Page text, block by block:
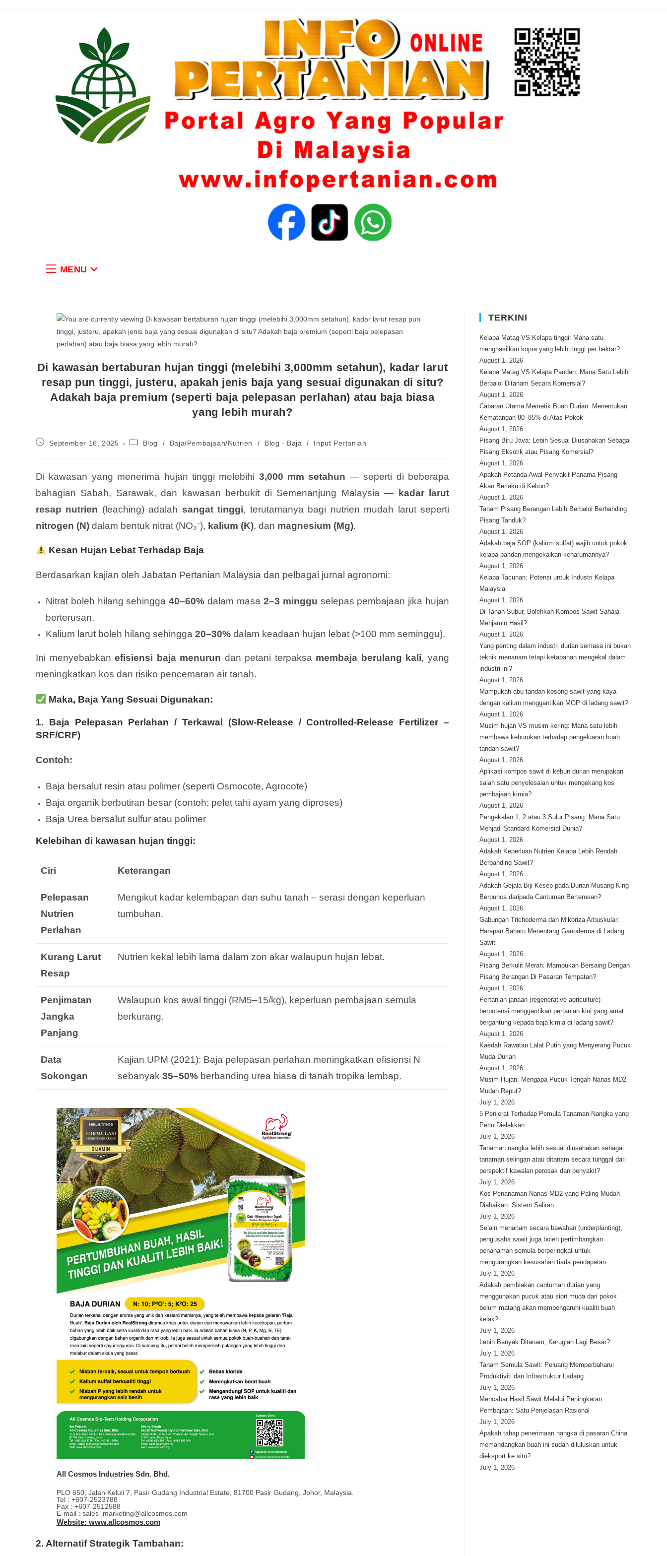
MENU
Di kawasan bertaburan hujan tinggi (melebihi 3,000mm setahun), kadar larut
resap pun tinggi, justeru, apakah jenis baja yang sesuai digunakan di situ?
Adakah baja premium (seperti baja pelepasan perlahan) atau baja biasa
yang lebih murah?
September 16, 2025 Blog / Baja/Pembajaan/Nutrien / Blog - Baja / Input Pertanian
Di kawasan yang menerima hujan tinggi melebihi 3,000 mm setahun — seperti di beberapa
bahagian Sabah, Sarawak, dan kawasan berbukit di Semenanjung Malaysia —
kadar larut
resap nutrien (leaching) adalah sangat tinggi, terutamanya bagi nutrien mudah larut seperti
nitrogen (N) dalam bentuk nitrat (NO₃⁻), kalium (K), dan magnesium (Mg).
Kesan Hujan Lebat Terhadap Baja
Berdasarkan kajian oleh Jabatan Pertanian Malaysia dan pelbagai jurnal agronomi:
Nitrat boleh hilang sehingga40–60% dalam masa 2–3 minggu selepas pembajaan jika hujan
berterusan.
Kalium larut boleh hilang sehingga 20–30% dalam keadaan hujan lebat (>100 mm seminggu).
Ini menyebabkanefisiensi baja menurun dan petani terpaksa membaja berulang kali, yang
meningkatkan kos dan risiko pencemaran air tanah.
Maka, Baja Yang Sesuai Digunakan:
1. Baja Pelepasan Perlahan / Terkawal (Slow-Release / Controlled-Release Fertilizer–
SRF/CRF)
Contoh:
Baja bersalut resin atau polimer (seperti Osmocote, Agrocote)
Baja organik berbutiran besar (contoh: pelet tahi ayam yang diproses)
Baja Urea bersalut sulfur atau polimer
Kelebihan di kawasan hujan tinggi:
Ciri Keterangan
Pelepasan
Nutrien
Perlahan
Mengikut kadar kelembapan dan suhu tanah – serasi dengan keperluan
tumbuhan.
Kurang Larut
Resap
Nutrien kekal lebih lama dalam zon akar walaupun hujan lebat.
Penjimatan
Jangka
Panjang
Walaupun kos awal tinggi (RM5–15/kg), keperluan pembajaan semula
berkurang.
Data
Sokongan
Kajian UPM (2021): Baja pelepasan perlahan meningkatkan efisiensi N
sebanyak 35–50% berbanding urea biasa di tanah tropika lembap.
All Cosmos Industries Sdn. Bhd.
PLO 650, Jalan Keluli 7, Pasir Gudang Industrial Estate, 81700 Pasir Gudang, Johor, Malaysia.
Tel : +607-2523788
Fax : +607-2512588
E-mail : sales_marketing@allcosmos.com
Website: www.allcosmos.com
2. Alternatif Strategik Tambahan:
TERKINI
Kelapa Matag VS Kelapa tinggi: Mana satu
menghasilkan kopra yang lebih tinggi per hektar?
August 1, 2026
Kelapa Matag VS Kelapa Pandan: Mana Satu Lebih
Berbaloi Ditanam Secara Komersial?
August 1, 2026
Cabaran Utama Memetik Buah Durian: Menentukan
Kematangan 80–85% di Atas Pokok
August 1, 2026
Pisang Biru Java: Lebih Sesuai Diusahakan Sebagai
Pisang Eksotik atau Pisang Komersial?
August 1, 2026
Apakah Petanda Awal Penyakit Panama Pisang
Akan Berlaku di Kebun?
August 1, 2026
Tanam Pisang Berangan Lebih Berbaloi Berbanding
Pisang Tanduk?
August 1, 2026
Adakah baja SOP (kalium sulfat) wajib untuk pokok
kelapa pandan mengekalkan keharumannya?
August 1, 2026
Kelapa Tacunan: Potensi untuk Industri Kelapa
Malaysia
August 1, 2026
Di Tanah Subur, Bolehkah Kompos Sawit Sahaja
Menjamin Hasil?
August 1, 2026
Yang penting dalam industri durian semasa ini bukan
teknik menanam tetapi ketabahan mengekal dalam
industri ini?
August 1, 2026
Mampukah abu tandan kosong sawit yang kaya
dengan kalium menggantikan MOP di ladang sawit?
August 1, 2026
Musim hujan VS musim kering: Mana satu lebih
membawa keburukan terhadap pengeluaran buah
tandan sawit?
August 1, 2026
Aplikasi kompos sawit di kebun durian merupakan
salah satu penyelesaian untuk mengekang kos
pembajaan kimia?
August 1, 2026
Pengekalan 1, 2 atau 3 Sulur Pisang: Mana Satu
Menjadi Standard Komersial Dunia?
August 1, 2026
Adakah Keperluan Nutrien Kelapa Lebih Rendah
Berbanding Sawit?
August 1, 2026
Adakah Gejala Biji Kesep pada Durian Musang King
Berpunca daripada Cantuman Berterusan?
August 1, 2026
Gabungan Trichoderma dan Mikoriza Arbuskular:
Harapan Baharu Menentang Ganoderma di Ladang
Sawit
August 1, 2026
Pisang Berkulit Merah: Mampukah Bersaing Dengan
Pisang Berangan Di Pasaran Tempatan?
August 1, 2026
Pertanian janaan (regenerative agriculture)
berpotensi menggantikan pertanian kini yang amat
bergantung kepada baja kimia di ladang sawit?
August 1, 2026
Kaedah Rawatan Lalat Putih yang Menyerang Pucuk
Muda Durian
August 1, 2026
Musim Hujan: Mengapa Pucuk Tengah Nanas MD2
Mudah Reput?
July 1, 2026
5 Penjerat Terhadap Pemula Tanaman Nangka yang
Perlu Dielakkan
July 1, 2026
Tanaman nangka lebih sesuai diusahakan sebagai
tanaman selingan atau ditanam secara tunggal dari
perspektif kawalan perosak dan penyakit?
July 1, 2026
Kos Penanaman Nanas MD2 yang Paling Mudah
Diabaikan: Sistem Saliran
July 1, 2026
Selain menanam secara bawahan (underplanting),
pengusaha sawit juga boleh pertimbangkan
penanaman semula berperingkat untuk
mengurangkan kesusahan tiada pendapatan
July 1, 2026
Adakah pembiakan cantuman durian yang
menggunakan pucuk atau sion muda dari pokok
belum matang akan mempengaruhi kualiti buah
kelak?
July 1, 2026
Lebih Banyak Ditanam, Kerugian Lagi Besar?
July 1, 2026
Tanam Semula Sawit: Peluang Memperbaharui
Produktiviti dan Infrastruktur Ladang
July 1, 2026
Mencabar Hasil Sawit Melalui Peningkatan
Pembajaan: Satu Penjelasan Rasional
July 1, 2026
Apakah tahap penerimaan nangka di pasaran China
memandangkan buah ini sudah diluluskan untuk
dieksport ke situ?
July 1, 2026